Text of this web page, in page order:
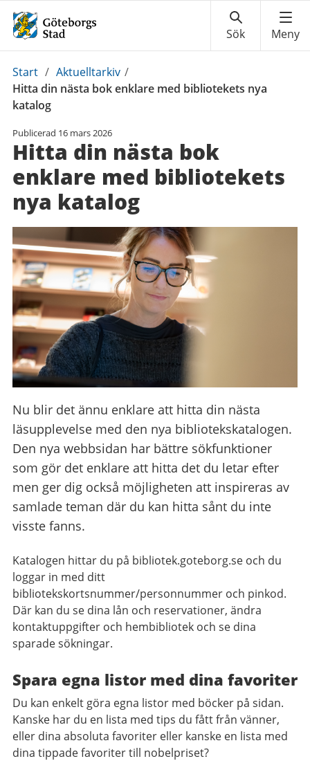
Du
är
här:
Start / Aktuelltarkiv /
Hitta din nästa bok enklare med bibliotekets nya
katalog
Publicerad 16 mars 2026
Hitta din nästa bok
enklare med bibliotekets
nya katalog
Nu blir det ännu enklare att hitta din nästa
läsupplevelse med den nya bibliotekskatalogen.
Den nya webbsidan har bättre sökfunktioner
som gör det enklare att hitta det du letar efter
men ger dig också möjligheten att inspireras av
samlade teman där du kan hitta sånt du inte
visste fanns.
Katalogen hittar du på bibliotek.goteborg.se och du
loggar in med ditt
bibliotekskortsnummer/personnummer och pinkod.
Där kan du se dina lån och reservationer, ändra
kontaktuppgifter och hembibliotek och se dina
sparade sökningar.
Spara egna listor med dina favoriter
Du kan enkelt göra egna listor med böcker på sidan.
Kanske har du en lista med tips du fått från vänner,
eller dina absoluta favoriter eller kanske en lista med
dina tippade favoriter till nobelpriset?